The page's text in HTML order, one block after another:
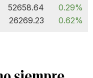
52658.64
0.29%
26269.23 0.62%